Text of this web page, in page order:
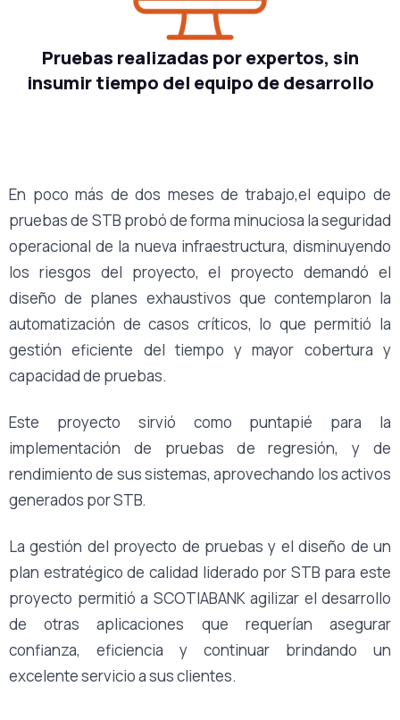
Pruebas realizadas por expertos, sin
insumir tiempo del equipo de desarrollo
En poco más de dos meses de trabajo,el equipo de
pruebas de STB probó de forma minuciosa la seguridad
operacional de la nueva infraestructura, disminuyendo
los riesgos del proyecto, el proyecto demandó el
diseño de planes exhaustivos que contemplaron la
automatización de casos críticos, lo que permitió la
gestión eficiente del tiempo y mayor cobertura y
capacidad de pruebas.
Este proyecto sirvió como puntapié para la
implementación de pruebas de regresión, y de
rendimiento de sus sistemas, aprovechando los activos
generados por STB.
La gestión del proyecto de pruebas y el diseño de un
plan estratégico de calidad liderado por STB para este
proyecto permitió a SCOTIABANK agilizar el desarrollo
de otras aplicaciones que requerían asegurar
confianza, eficiencia y continuar brindando un
excelente servicio a sus clientes.